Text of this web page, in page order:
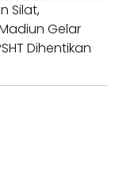
Silat,
Gelar
Dihentikan